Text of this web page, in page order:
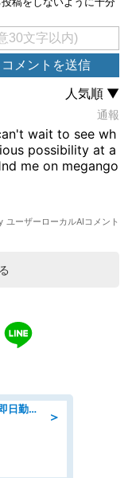
＞
経理/病院での経理事務のお仕事/即日勤務可/車通勤可/経理/一般事務